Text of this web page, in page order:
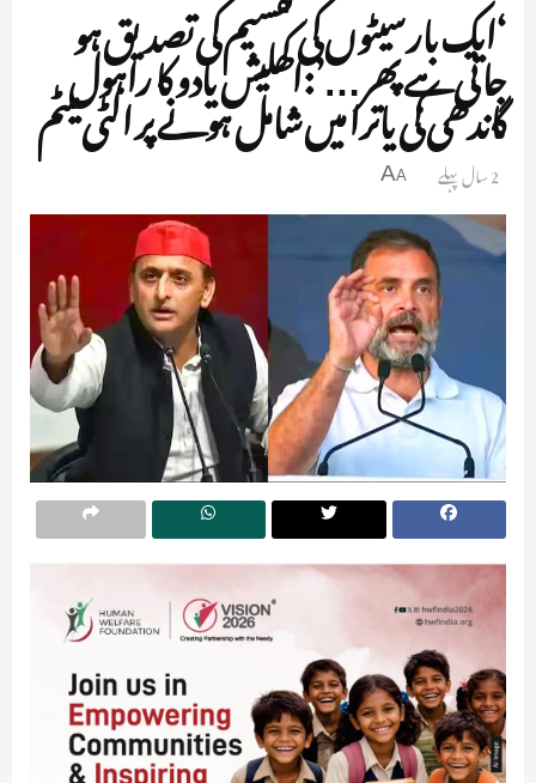
‘ایک بار سیٹوں کی تقسیم کی تصدیق ہو
جاتی ہے پھر…’:اکھلیش یادو کا راہول
گاندھی کی یاترا میں شامل ہونے پر الٹی میٹم
2 سال پہلے A
A